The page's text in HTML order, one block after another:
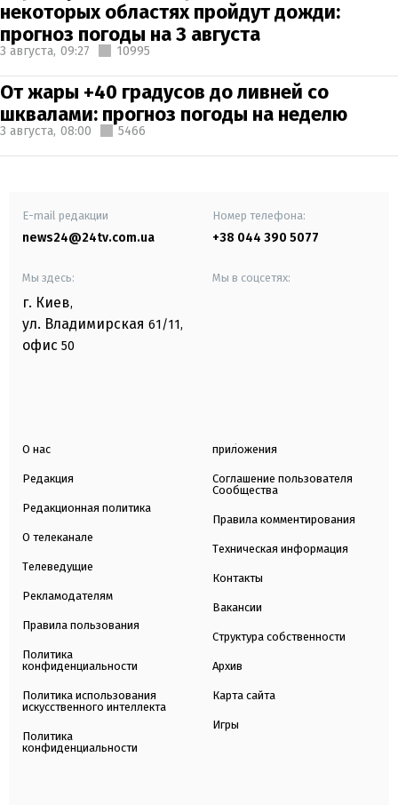
некоторых областях пройдут дожди:
прогноз погоды на 3 августа
3 августа, 09:27 10995
От жары +40 градусов до ливней со
шквалами: прогноз погоды на неделю
3 августа, 08:00 5466
E-mail редакции
news24@24tv.com.ua
Номер телефона:
+38 044 390 5077
Мы здесь:
г. Киев,
ул. Владимирская 61/11,
офис 50
Мы в соцсетях:
О нас
Редакция
Редакционная политика
О телеканале
Телеведущие
Рекламодателям
Правила пользования
Политика
конфиденциальности
Политика использования
искусственного интеллекта
Политика
конфиденциальности
приложения
Соглашение пользователя
Сообщества
Правила комментирования
Техническая информация
Контакты
Вакансии
Структура собственности
Архив
Карта сайта
Игры